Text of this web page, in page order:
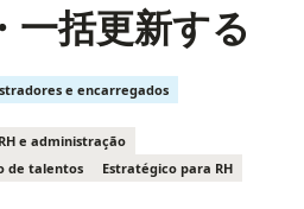
一括更新する
e encarregados
e administração
de talentos
Estratégico para RH